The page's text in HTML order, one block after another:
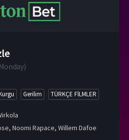
)
Gerilim TÜRKÇE FİLMLER
, Noomi Rapace, Willem Dafoe